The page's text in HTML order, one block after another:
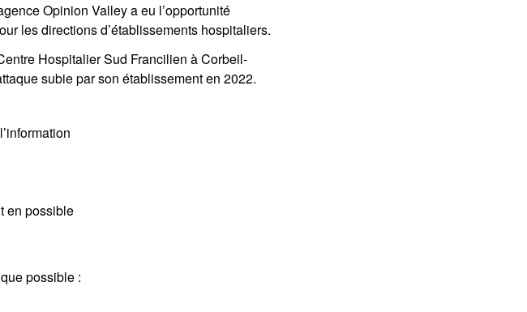
Opinion Valley a eu l’opportunité
les directions d’établissements hospitaliers.
Hospitalier Sud Francilien à Corbeil-
subie par son établissement en 2022.
en possible
possible :